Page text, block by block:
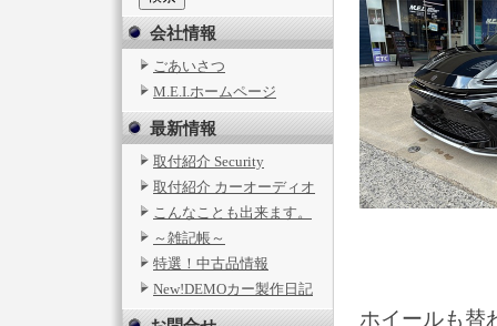
会社情報
ごあいさつ
M.E.I.ホームページ
最新情報
取付紹介 Security
取付紹介 カーオーディオ
こんなことも出来ます。
～雑記帳～
特選！中古品情報
New!DEMOカー製作日記
ホイールも替